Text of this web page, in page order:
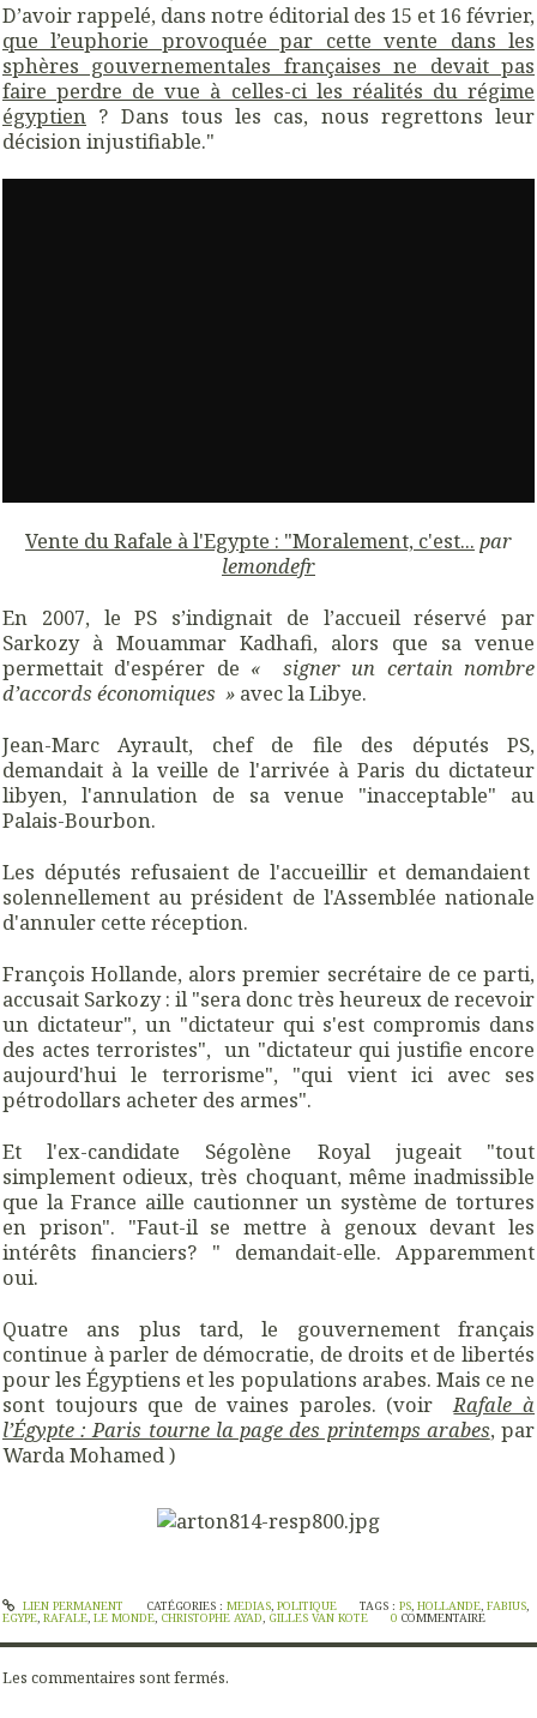
D’avoir rappelé, dans notre éditorial des 15 et 16 février,
que l’euphorie provoquée par cette vente dans les
sphères gouvernementales françaises ne devait pas
faire perdre de vue à celles-ci les réalités du régime
égyptien ? Dans tous les cas, nous regrettons leur
décision injustifiable."
Vente du Rafale à l'Egypte : "Moralement, c'est... par
lemondefr
En 2007, le PS s’indignait de l’accueil réservé par
Sarkozy à Mouammar Kadhafi, alors que sa venue
permettait d'espérer de «
signer un certain nombre
d’accords économiques » avec la Libye.
Jean-Marc Ayrault, chef de file des députés PS,
demandait à la veille de l'arrivée à Paris du dictateur
libyen, l'annulation de sa venue "inacceptable" au
Palais-Bourbon.
Les députés refusaient de l'accueillir et demandaient
solennellement au président de l'Assemblée nationale
d'annuler cette réception.
François Hollande, alors premier secrétaire de ce parti,
accusait Sarkozy : il "sera donc très heureux de recevoir
un dictateur", un "dictateur qui s'est compromis dans
des actes terroristes", un "dictateur qui justifie encore
aujourd'hui le terrorisme", "qui vient ici avec ses
pétrodollars acheter des armes".
Et l'ex-candidate Ségolène Royal jugeait "tout
simplement odieux, très choquant, même inadmissible
que la France aille cautionner un système de tortures
en prison". "Faut-il se mettre à genoux devant les
intérêts financiers? " demandait-elle. Apparemment
oui.
Quatre ans plus tard, le gouvernement français
continue à parler de démocratie, de droits et de libertés
pour les Égyptiens et les populations arabes. Mais ce ne
sont toujours que de vaines paroles. (voirRafale à
l’Égypte : Paris tourne la page des printemps arabes, par
Warda Mohamed )
LIEN PERMANENT CATÉGORIES : MEDIAS, POLITIQUE TAGS : PS, HOLLANDE, FABIUS,
EGYPE RAFALE LE MONDE CHRISTOPHE AYAD GILLES VAN KOTE 0 COMMENTAIRE
Les commentaires sont fermés.